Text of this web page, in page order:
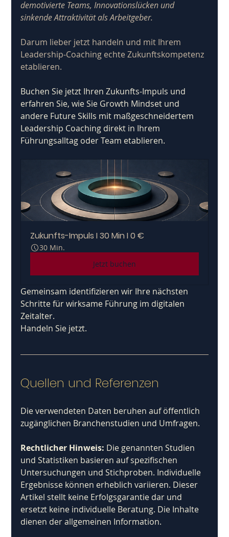
demotivierte Teams, Innovationslücken und
sinkende Attraktivität als Arbeitgeber.
Darum lieber jetzt handeln und mit Ihrem
Leadership-Coaching echte Zukunftskompetenz
etablieren.
Buchen Sie jetzt Ihren Zukunfts-Impuls und
erfahren Sie, wie Sie Growth Mindset und
andere Future Skills mit maßgeschneidertem
Leadership Coaching direkt in Ihrem
Führungsalltag oder Team etablieren.
Zukunfts-Impuls I 30 Min I 0 €
30 Min.
Jetzt buchen
Gemeinsam identifizieren wir Ihre nächsten
Schritte für wirksame Führung im digitalen
Zeitalter.
Handeln Sie jetzt.
Quellen und Referenzen
Die verwendeten Daten beruhen auf öffentlich
zugänglichen Branchenstudien und Umfragen.
Rechtlicher Hinweis: Die genannten Studien
und Statistiken basieren auf spezifischen
Untersuchungen und Stichproben. Individuelle
Ergebnisse können erheblich variieren. Dieser
Artikel stellt keine Erfolgsgarantie dar und
ersetzt keine individuelle Beratung. Die Inhalte
dienen der allgemeinen Information.